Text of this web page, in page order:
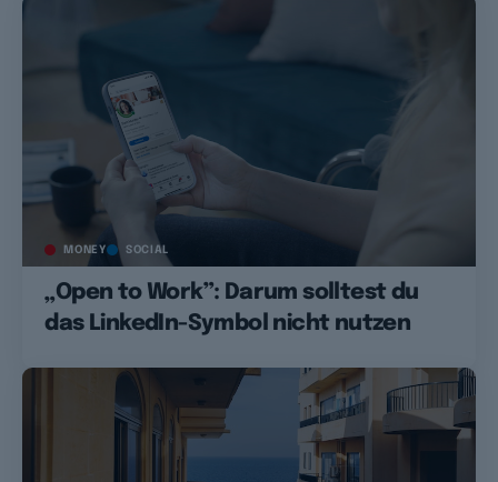
MONEY SOCIAL
„Open to Work”: Darum solltest du
das LinkedIn-Symbol nicht nutzen